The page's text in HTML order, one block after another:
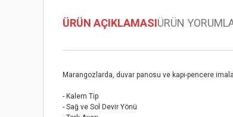
ÜRÜN AÇIKLAMASIÜRÜN
Marangozlarda, duvar panosu ve kapı-pencere
- Kalem Tip
- Sağ ve Sol Devir Yönü